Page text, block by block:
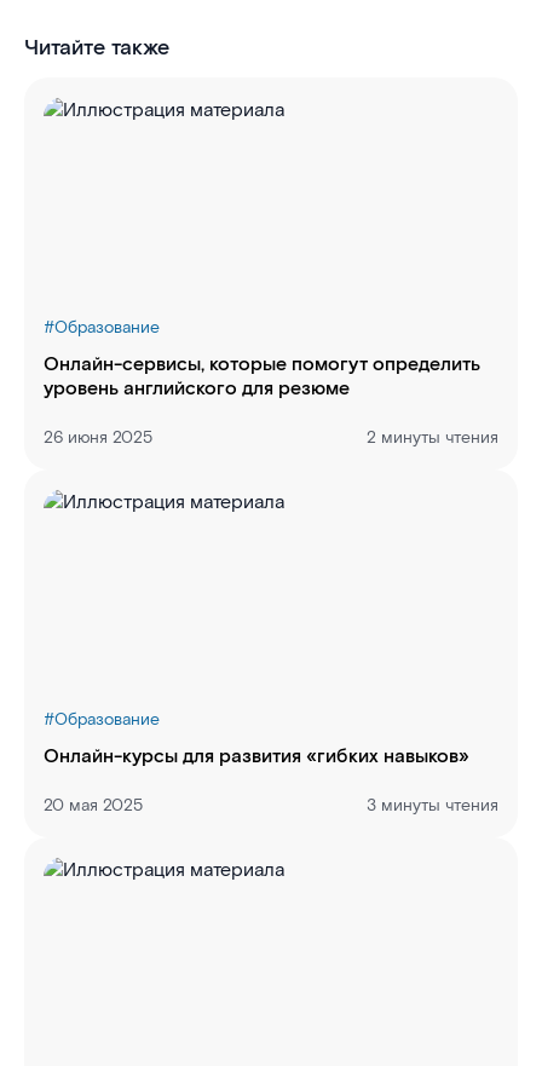
Читайте также
#Образование
Онлайн-сервисы, которые помогут определить
уровень английского для резюме
26 июня 2025 2 минуты чтения
#Образование
Онлайн-курсы для развития «гибких навыков»
20 мая 2025 3 минуты чтения